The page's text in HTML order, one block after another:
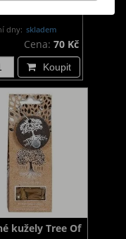
dny: skladem
Cena:70 Kč
Koupit
kužely Tree Of